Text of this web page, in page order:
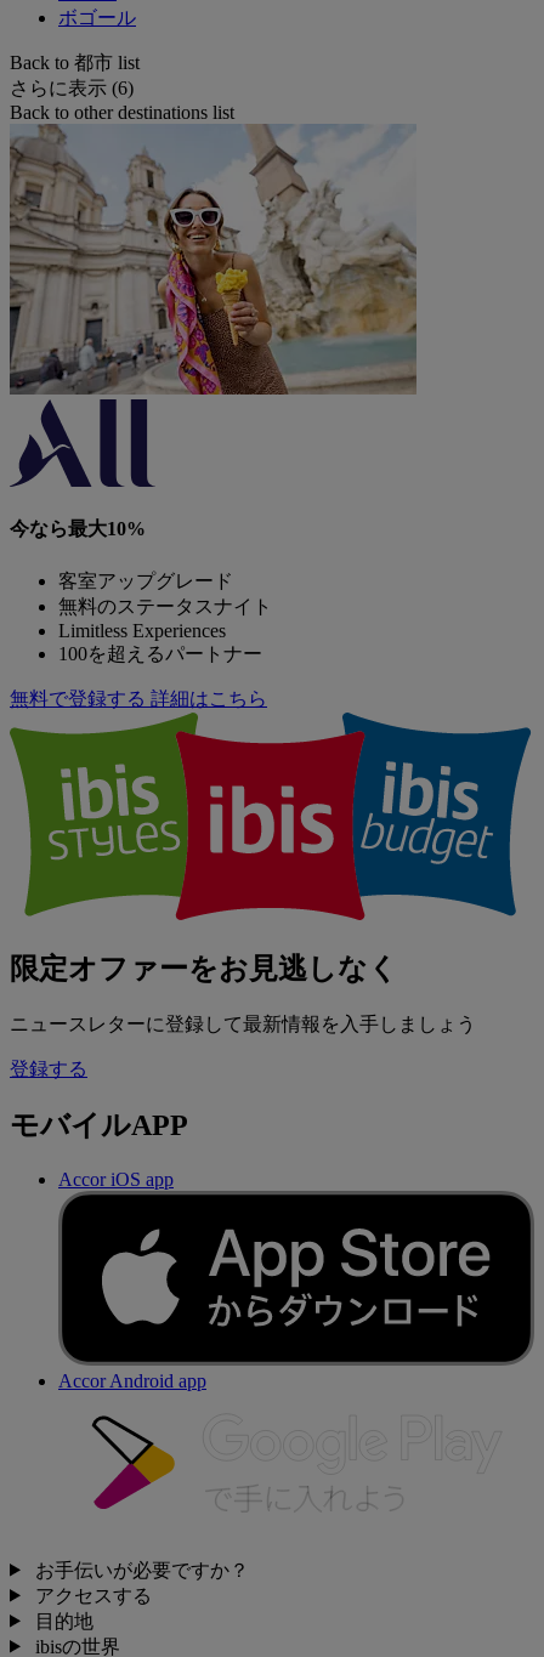
ボゴール
Back to 都市 list
さらに表示 (6)
Back to other destinations list
今なら最大10%
客室アップグレード
無料のステータスナイト
Limitless Experiences
100を超えるパートナー
無料で登録する 詳細はこちら
限定オファーをお見逃しなく
ニュースレターに登録して最新情報を入手しましょう
登録する
モバイルAPP
Accor iOS app
Accor Android app
お手伝いが必要ですか？
アクセスする
目的地
ibisの世界